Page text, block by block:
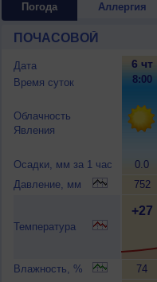
Погода Аллергия
ПОЧАСОВОЙ
Дата
Время суток
Облачность
Явления
Осадки, мм за 1 час
Давление, мм
Температура
Влажность, %
6 чт
8:00
0.0
752
+27
74